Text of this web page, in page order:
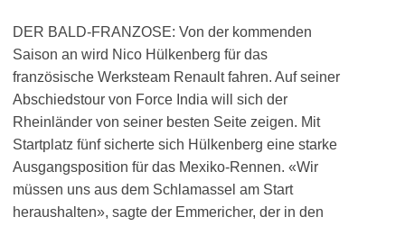
DER BALD-FRANZOSE: Von der kommenden
Saison an wird Nico Hülkenberg für das
französische Werksteam Renault fahren. Auf seiner
Abschiedstour von Force India will sich der
Rheinländer von seiner besten Seite zeigen. Mit
Startplatz fünf sicherte sich Hülkenberg eine starke
Ausgangsposition für das Mexiko-Rennen. «Wir
müssen uns aus dem Schlamassel am Start
heraushalten», sagte der Emmericher, der in den